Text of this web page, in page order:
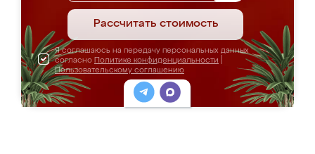
Рассчитать стоимость
Я соглашаюсь на передачу персональных данных
согласно Политике конфиденциальности
Пользовательскому соглашению